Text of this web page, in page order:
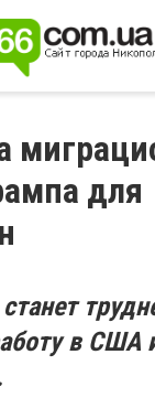
для
в США